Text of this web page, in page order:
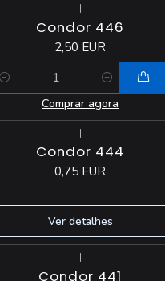
|
Condor 446
2,50 EUR
Quantidade
Comprar agora
|
Condor 444
0,75 EUR
Ver detalhes
|
Condor 441